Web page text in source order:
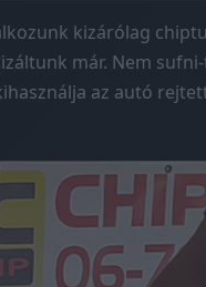
kizárólag
már. Nem
az autó